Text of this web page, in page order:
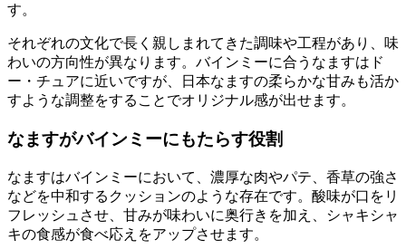
す。
それぞれの文化で長く親しまれてきた調味や工程があり、味
わいの方向性が異なります。バインミーに合うなますはド
ー・チュアに近いですが、日本なますの柔らかな甘みも活か
すような調整をすることでオリジナル感が出せます。
なますがバインミーにもたらす役割
なますはバインミーにおいて、濃厚な肉やパテ、香草の強さ
などを中和するクッションのような存在です。酸味が口をリ
フレッシュさせ、甘みが味わいに奥行きを加え、シャキシャ
キの食感が食べ応えをアップさせます。